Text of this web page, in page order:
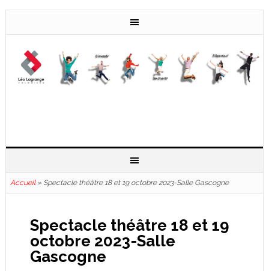
Accueil» Spectacle théâtre 18 et 19 octobre 2023-Salle Gascogne
Spectacle théâtre 18 et 19
octobre 2023-Salle
Gascogne